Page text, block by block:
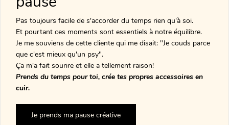
Pas toujours facile de s'accorder du temps rien qu'à soi.
Et pourtant ces moments sont essentiels à notre équilibre.
Je me souviens de cette cliente qui me disait: "Je couds parce
que c'est mieux qu'un psy".
Ça m'a fait sourire et elle a tellement raison!
Prends du temps pour toi, crée tes propres accessoires en
cuir.
Je prends ma pause créative